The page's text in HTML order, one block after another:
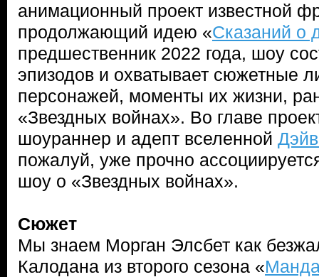
анимационный проект известной
продолжающий идею «Сказаний о
предшественник 2022 года, шоу
эпизодов и охватывает сюжетные
персонажей, моменты их жизни,
«Звездных войнах». Во главе
шоураннер и адепт вселенной
пожалуй, уже прочно
шоу о «Звездных войнах».
Сюжет
Мы знаем Морган Элсбет как
Калодана из второго сезона «